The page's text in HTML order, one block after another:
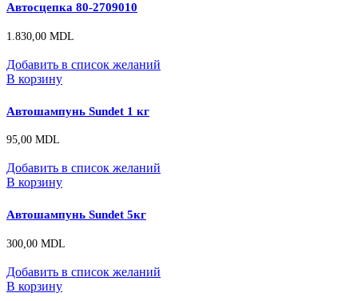
Автосцепка 80-2709010
1.830,00 MDL
Добавить в список желаний
В корзину
Автошампунь Sundet 1 кг
95,00 MDL
Добавить в список желаний
В корзину
Автошампунь Sundet 5кг
300,00 MDL
Добавить в список желаний
В корзину